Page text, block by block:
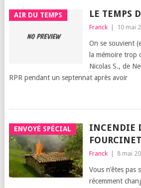
AIR DU TEMPS LE TEMPS
Franck 10 mai
On se sou­vient
la mémoire trop
Nico­las S., de
RPR pen­dant un sep­ten­nat après avoir
ENVOYÉ SPÉCIAL
INCENDIE
Franck 8 mai
Vous n’êtes pas
récem­ment